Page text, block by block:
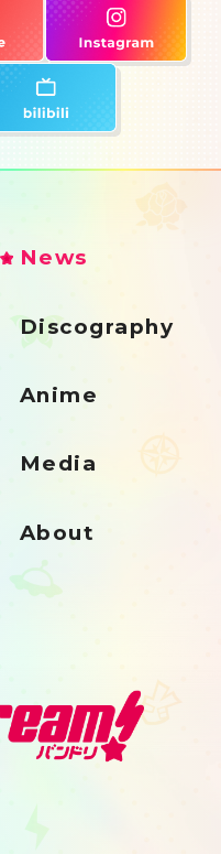
News
Discography
Anime
Media
About